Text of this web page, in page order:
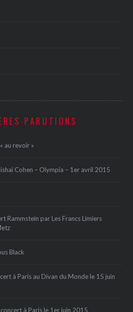
PARUTIONS
au revoir »
Cohen – Olympia – 1er avril 2015
Rammstein par Les Francs Limiers
Black
à Paris au Divan du Monde le 15 juin
à Paris le 1er juin 2015